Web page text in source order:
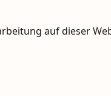
auf dieser